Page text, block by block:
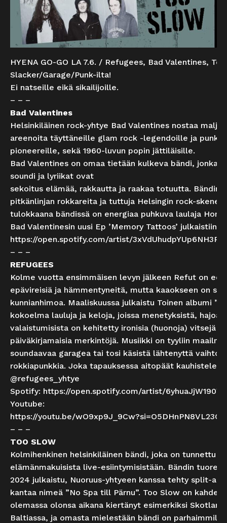
HYENA GO-GO LA 7.6. / Refugees, Bad Valentines,
Slacker/Garage/Punk-ilta!
Ei natseille eikä sikailijoille.
– – –
Bad Valentines
Helsinkiläinen rock-yhtye Bad Valentines nostaa
areenoita täyttäneille glam rock -legendoille ja punk
pioneereille, sekä 1960-luvun popin jättiläisille.
Bad Valentines on omaa tietään kulkeva bändi, jonka
soundi ja lyriikat ovat
sekoitus elämää, rakkautta ja raakaa totuutta. Bändin
pitkänlinjan rokkareita ja tuttuja Helsingin rock-
tulokkaana bändissä on energiaa puhkuva laulaja Hon.
Bad Valentinesin uusi Ep ’Memory Tattoos’ julkaistiin
https://open.spotify.com/artist/
– – –
REFUGEES
Kolme vuotta ensimmäisen levyn jälkeen Refut on
epävireisiä ja hämmentyneitä, mutta kaaokseen on
kunnianhimoa. Maaliskuussa julkaistu Toinen albumi
kokoelma lauluja ja keloja, joissa menetyksistä,
valaistumisista on kehitetty ironisia (huonoja) vitsejä ja
päiväkirjamaisia merkintöjä. Musiikki on tyyliin
soundaavaa garagea tai tosi käsistä lähtenyttä
rokkiapunkkia. Joka tapauksessa aitopäät kauhistelee.
@refugees_yhtye
Spotify: https://open.spotify.com/artist/
Youtube:
https://youtu.be/
– – –
TOO SLOW
Kolmihenkinen helsinkiläinen bändi, joka on tunnettu
elämänmakuisista live-esiintymisistään. Bändin tuorein
2024 julkaistu, Nuoruus-yhtyeen kanssa tehty split-
kantaa nimeä ”No Spa till Pärnu”. Too Slow on
olemassa olonsa aikana kiertänyt esimerkiksi
Baltiassa, ja omasta mielestään bändi on